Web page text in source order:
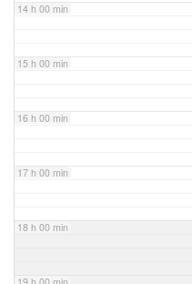
14 h 00 min
15 h 00 min
16 h 00 min
17 h 00 min
18 h 00 min